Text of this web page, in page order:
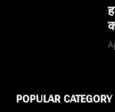
POPULAR CATEGORY